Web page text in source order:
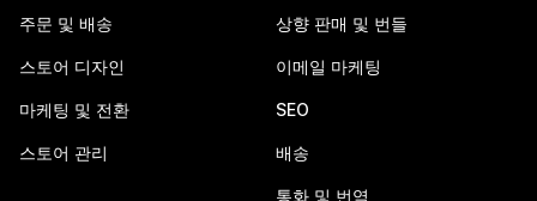
주문 및 배송
스토어 디자인
마케팅 및 전환
스토어 관리
상향 판매 및 번들
이메일 마케팅
SEO
배송
통화 및 번역